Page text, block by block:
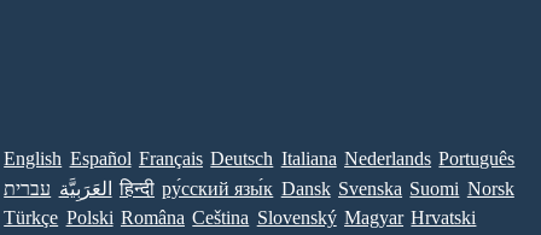
English Español Français Deutsch Italiana Nederlands Português
עברית العَرَبِيَّة हिन्दी ру́сский язы́к Dansk Svenska Suomi Norsk
Türkçe Polski Româna Ceština Slovenský Magyar Hrvatski